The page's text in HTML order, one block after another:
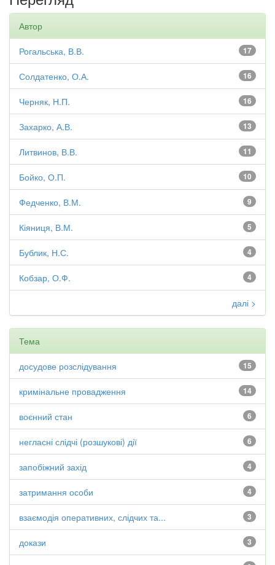
Автор
17
Рогальська, В.В.
16
Солдатенко, О.А.
16
Черняк, Н.П.
13
Захарко, А.В.
11
Литвинов, В.В.
10
Бойко, О.П.
9
Федченко, В.М.
5
Кіяниця, В.М.
4
Бублик, Н.С.
4
Кобзар, О.Ф.
далі >
Тема
15
досудове розслідування
14
кримінальне провадження
6
воєнний стан
6
негласні слідчі (розшукові) дії
4
запобіжний захід
4
затримання особи
3
взаємодія оперативних, слідчих та...
3
докази